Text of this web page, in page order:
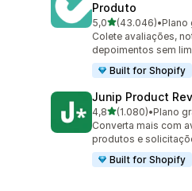
Produto
5,0de 5 estrelas
(43.046)
43046 avaliações ao
•
Colete avaliações,
depoimentos sem
Built for Shopify
Junip Product
4,8de 5 estrelas
(1.080)
1080 avaliações ao
•Plano
Converta mais com
produtos e
Built for Shopify